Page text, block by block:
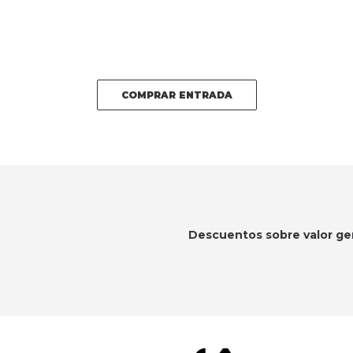
COMPRAR ENTRADA
Descuentos sobre valor